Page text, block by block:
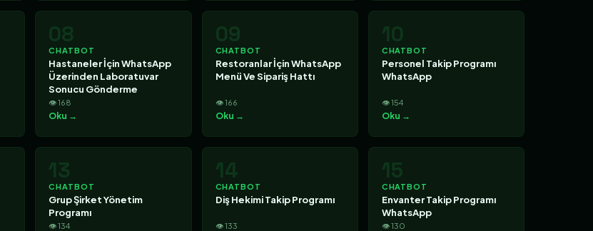
08
CHATBOT
Hastaneler İçin WhatsApp
Üzerinden Laboratuvar
Sonucu Gönderme
👁 168
Oku →
09
CHATBOT
Restoranlar İçin WhatsApp
Menü Ve Sipariş Hattı
👁 166
Oku →
10
CHATBOT
Personel Takip Programı
WhatsApp
👁 154
Oku →
13
CHATBOT
Grup Şirket Yönetim
Programı
👁 134
14
CHATBOT
Diş Hekimi Takip Programı
👁 133
15
CHATBOT
Envanter Takip Programı
WhatsApp
👁 130